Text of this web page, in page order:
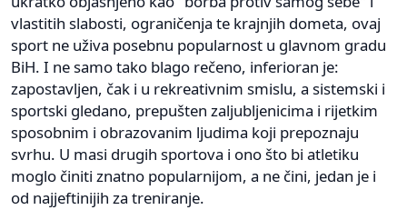
vlastitih slabosti, ograničenja te krajnjih dometa, ovaj
sport ne uživa posebnu popularnost u glavnom gradu
BiH. I ne samo tako blago rečeno, inferioran je:
zapostavljen, čak i u rekreativnim smislu, a sistemski i
sportski gledano, prepušten zaljubljenicima i rijetkim
sposobnim i obrazovanim ljudima koji prepoznaju
svrhu. U masi drugih sportova i ono što bi atletiku
moglo činiti znatno popularnijom, a ne čini, jedan je i
od najjeftinijih za treniranje.